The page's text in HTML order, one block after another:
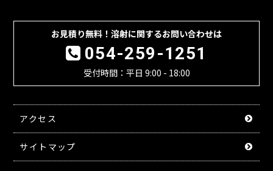
お見積り無料！溶射に関するお問い合わせは
054-259-1251
受付時間：平日 9:00 - 18:00
アクセス
サイトマップ